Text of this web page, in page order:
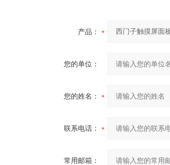
产品：
您的单位：
您的姓名：
联系电话：
常用邮箱：